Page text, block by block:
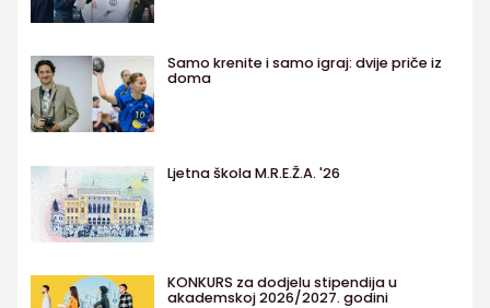
Samo krenite i samo igraj: dvije priče iz
doma
Ljetna škola M.R.E.Ž.A. '26
KONKURS za dodjelu stipendija u
akademskoj 2026/2027. godini